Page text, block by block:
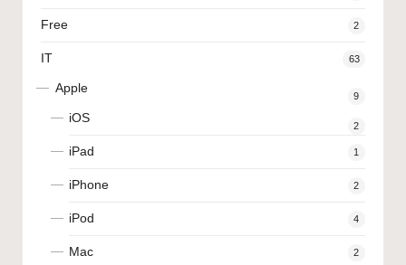
Free 2
IT 63
Apple
9
iOS
2
iPad 1
iPhone 2
iPod 4
Mac 2